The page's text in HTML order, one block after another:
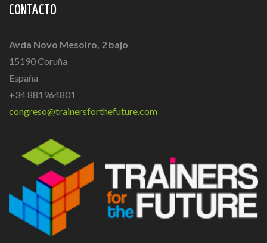
CONTACTO
Avda Novo Mesoiro, 2 bajo
15190 Coruña
España
+34 881964801
congreso@trainersforthefuture.com